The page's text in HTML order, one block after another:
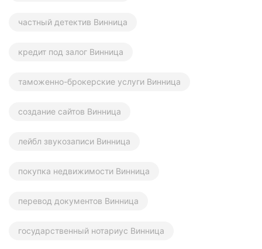
частный детектив Винница
кредит под залог Винница
таможенно-брокерские услуги Винница
создание сайтов Винница
лейбл звукозаписи Винница
покупка недвижимости Винница
перевод документов Винница
государственный нотариус Винница